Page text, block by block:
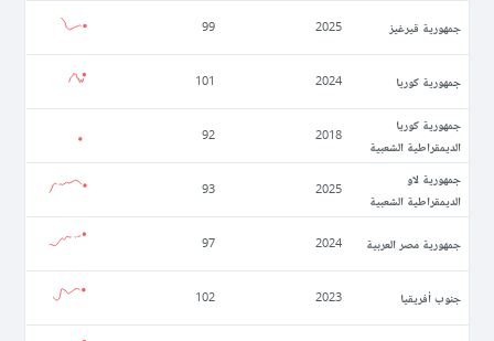
جمهورية قيرغيز 2025
99
جمهورية كوريا 2024
101
جمهورية كوريا
الديمقراطية الشعبية
2018
92
جمهورية لاو
الديمقراطية الشعبية
2025
93
جمهورية مصر العربية 2024
97
جنوب أفريقيا 2023
102